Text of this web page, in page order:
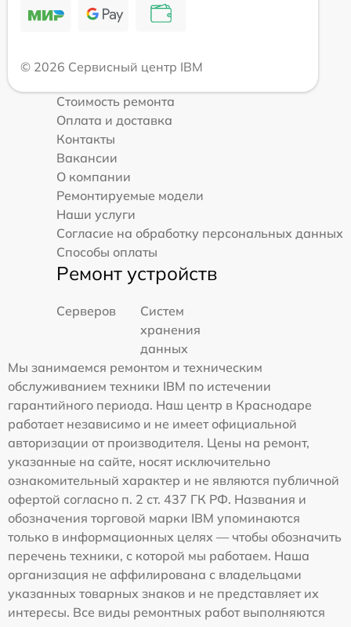
© 2026 Сервисный центр IBM
Стоимость ремонта
Оплата и доставка
Контакты
Вакансии
О компании
Ремонтируемые модели
Наши услуги
Согласие на обработку персональных данных
Способы оплаты
Ремонт устройств
Серверов
Систем
хранения
данных
Мы занимаемся ремонтом и техническим
обслуживанием техники IBM по истечении
гарантийного периода. Наш центр в Краснодаре
работает независимо и не имеет официальной
авторизации от производителя. Цены на ремонт,
указанные на сайте, носят исключительно
ознакомительный характер и не являются публичной
офертой согласно п. 2 ст. 437 ГК РФ. Названия и
обозначения торговой марки IBM упоминаются
только в информационных целях — чтобы обозначить
перечень техники, с которой мы работаем. Наша
организация не аффилирована с владельцами
указанных товарных знаков и не представляет их
интересы. Все виды ремонтных работ выполняются